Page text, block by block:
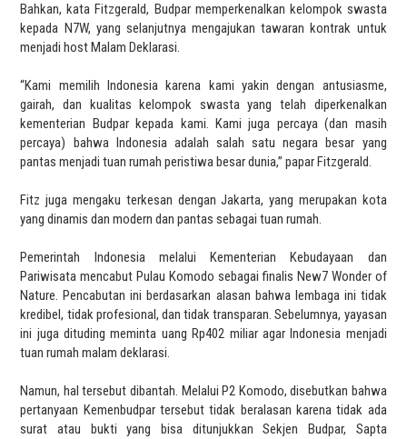
Bahkan, kata Fitzgerald, Budpar memperkenalkan kelompok swasta
kepada N7W, yang selanjutnya mengajukan tawaran kontrak untuk
menjadi host Malam Deklarasi.
“Kami memilih Indonesia karena kami yakin dengan antusiasme,
gairah, dan kualitas kelompok swasta yang telah diperkenalkan
kementerian Budpar kepada kami. Kami juga percaya (dan masih
percaya) bahwa Indonesia adalah salah satu negara besar yang
pantas menjadi tuan rumah peristiwa besar dunia,” papar Fitzgerald.
Fitz juga mengaku terkesan dengan Jakarta, yang merupakan kota
yang dinamis dan modern dan pantas sebagai tuan rumah.
Pemerintah Indonesia melalui Kementerian Kebudayaan dan
Pariwisata mencabut Pulau Komodo sebagai finalis New7 Wonder of
Nature. Pencabutan ini berdasarkan alasan bahwa lembaga ini tidak
kredibel, tidak profesional, dan tidak transparan. Sebelumnya, yayasan
ini juga dituding meminta uang Rp402 miliar agar Indonesia menjadi
tuan rumah malam deklarasi.
Namun, hal tersebut dibantah. Melalui P2 Komodo, disebutkan bahwa
pertanyaan Kemenbudpar tersebut tidak beralasan karena tidak ada
surat atau bukti yang bisa ditunjukkan Sekjen Budpar, Sapta